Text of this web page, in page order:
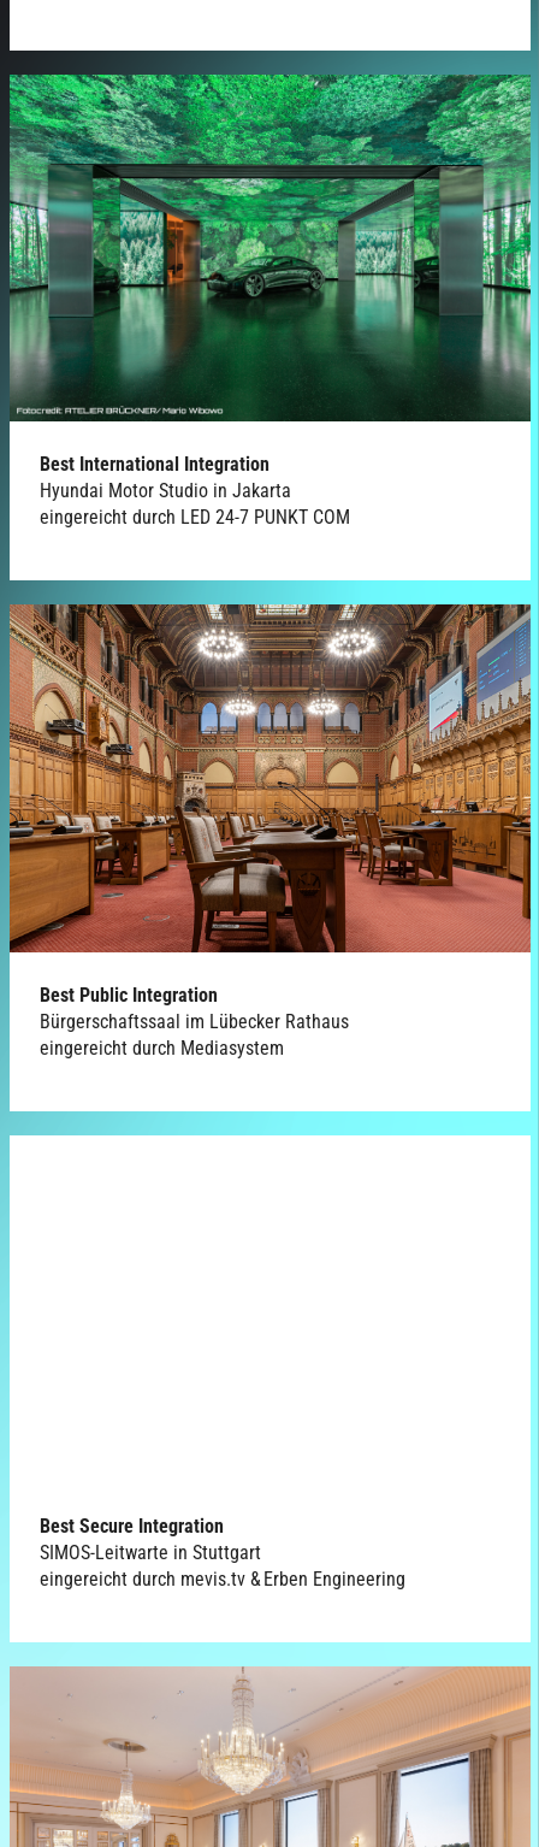
Best International Integration
Hyundai Motor Studio in Jakarta
eingereicht durch LED 24-7 PUNKT COM
Best Public Integration
Bürgerschaftssaal im Lübecker Rathaus
eingereicht durch Mediasystem
Best Secure Integration
SIMOS-Leitwarte in Stuttgart
eingereicht durch mevis.tv & Erben Engineering